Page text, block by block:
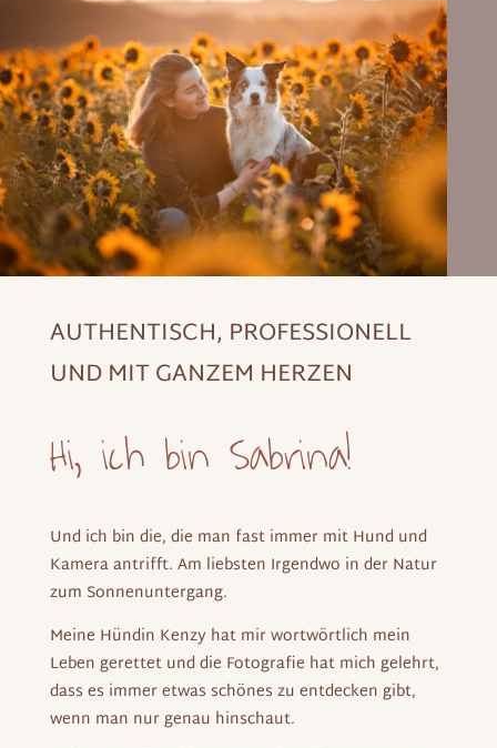
AUTHENTISCH, PROFESSIONELL
UND MIT GANZEM HERZEN
Hi, ich bin Sabrina!
Und ich bin die, die man fast immer mit Hund und
Kamera antrifft. Am liebsten Irgendwo in der Natur
zum Sonnenuntergang.
Meine Hündin Kenzy hat mir wortwörtlich mein
Leben gerettet und die Fotografie hat mich gelehrt,
dass es immer etwas schönes zu entdecken gibt,
wenn man nur genau hinschaut.